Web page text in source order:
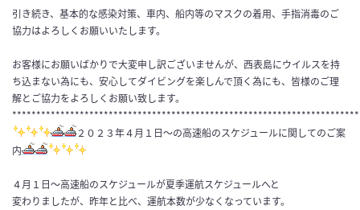
引き続き、基本的な感染対策、車内、船内等のマスクの着用、手指消毒のご
協力はよろしくお願いいたします。
お客様にお願いばかりで大変申し訳ございませんが、西表島にウイルスを持
ち込まない為にも、安心してダイビングを楽しんで頂く為にも、皆様のご理
解とご協力をよろしくお願い致します。
２０２３年４月１日～の高速船のスケジュールに関してのご案
内
４月１日～高速船のスケジュールが夏季運航スケジュールへと
変わりましたが、昨年と比べ、運航本数が少なくなっています。